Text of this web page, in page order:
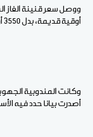
أوقية قديمة، بدل 3550 أوقية قبل الزيادة الأخيرة.
وكانت المندوبية
أصدرت بيانا حدد فيه